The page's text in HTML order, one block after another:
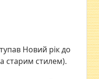
Новий рік до
старим стилем).